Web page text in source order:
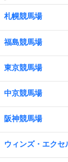
札幌競馬場
福島競馬場
東京競馬場
中京競馬場
阪神競馬場
ウィンズ・エクセ